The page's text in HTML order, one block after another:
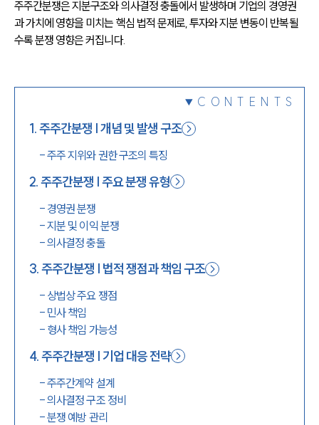
주주간분쟁은 지분구조와 의사결정 충돌에서 발생하며 기업의 경영권
과 가치에 영향을 미치는 핵심 법적 문제로, 투자와 지분 변동이 반복될
수록 분쟁 영향은 커집니다.
CONTENTS
1.주주간분쟁 | 개념 및 발생 구조
-주주 지위와 권한 구조의 특징
2.주주간분쟁 | 주요 분쟁 유형
- 경영권 분쟁
-지분 및 이익 분쟁
-의사결정 충돌
3.주주간분쟁 | 법적 쟁점과 책임 구조
- 상법상 주요 쟁점
- 민사 책임
- 형사 책임 가능성
4.주주간분쟁 | 기업 대응 전략
-주주간계약 설계
-의사결정 구조 정비
-분쟁 예방 관리